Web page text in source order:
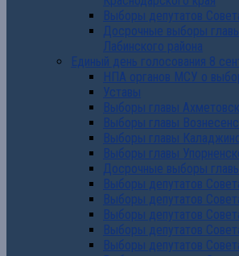
Выборы депутатов
Досрочные выборы
Лабинского района
Единый день голосования 8
НПА органов МСУ о
Уставы
Выборы главы
Выборы главы
Выборы главы
Выборы главы
Досрочные выборы
Выборы депутатов
Выборы депутатов
Выборы депутатов
Выборы депутатов
Выборы депутатов